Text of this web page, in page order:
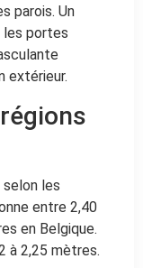
parois. Un
les portes
extérieur.
selon les
entre 2,40
en Belgique.
à 2,25 mètres.